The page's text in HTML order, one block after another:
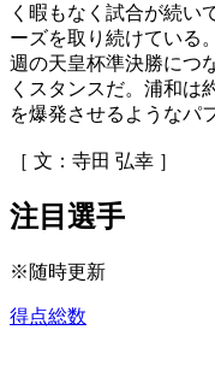
く暇もなく試合が続い
ーズを取り続けている
週の天皇杯準決勝につ
くスタンスだ。浦和は
を爆発させるようなパ
［ 文：寺田 弘幸 ］
注目選手
※随時更新
得点総数